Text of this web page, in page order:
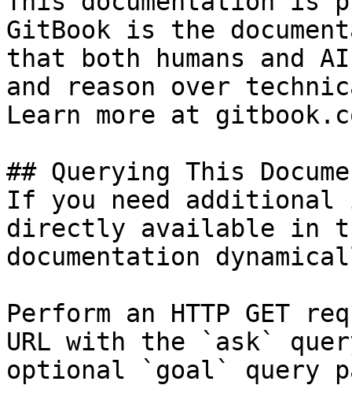
GitBook is the
that both humans and
and reason over
Learn more at
## Querying This
If you need
directly available in
documentation
Perform an HTTP GET
URL with the `ask`
optional `goal` query